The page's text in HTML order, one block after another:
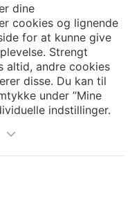
dine
cookies og lignende
for at kunne give
Strengt
altid, andre cookies
disse. Du kan til
under ”Mine
indstillinger.